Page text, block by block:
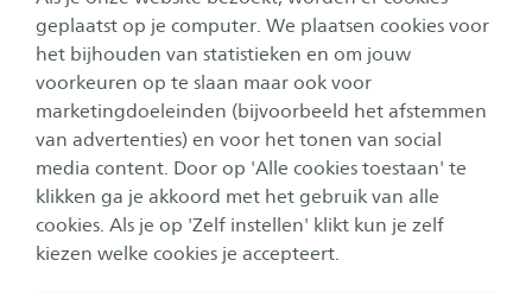
geplaatst op je computer. We plaatsen cookies voor
het bijhouden van statistieken en om jouw
voorkeuren op te slaan maar ook voor
marketingdoeleinden (bijvoorbeeld het afstemmen
van advertenties) en voor het tonen van social
media content. Door op 'Alle cookies toestaan' te
klikken ga je akkoord met het gebruik van alle
cookies. Als je op 'Zelf instellen' klikt kun je zelf
kiezen welke cookies je accepteert.
tonen
tonen
Word jij de professional met
hart voor de stad bij
Bestuurskunde /
Overheidsmanagement?